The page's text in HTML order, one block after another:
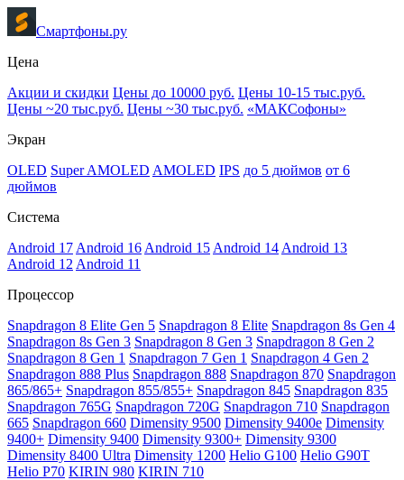
Смартфоны.ру
Цена
Акции и скидки Цены до 10000 руб. Цены 10-15 тыс.руб.
Цены ~20 тыс.руб. Цены ~30 тыс.руб. «МАКСофоны»
Экран
OLED Super AMOLED AMOLED IPS до 5 дюймов от 6
дюймов
Система
Android 17 Android 16 Android 15 Android 14 Android 13
Android 12 Android 11
Процессор
Snapdragon 8 Elite Gen 5 Snapdragon 8 Elite Snapdragon 8s Gen 4
Snapdragon 8s Gen 3 Snapdragon 8 Gen 3 Snapdragon 8 Gen 2
Snapdragon 8 Gen 1 Snapdragon 7 Gen 1 Snapdragon 4 Gen 2
Snapdragon 888 Plus Snapdragon 888 Snapdragon 870 Snapdragon
865/865+ Snapdragon 855/855+ Snapdragon 845 Snapdragon 835
Snapdragon 765G Snapdragon 720G Snapdragon 710 Snapdragon
665 Snapdragon 660 Dimensity 9500 Dimensity 9400e Dimensity
9400+ Dimensity 9400 Dimensity 9300+ Dimensity 9300
Dimensity 8400 Ultra Dimensity 1200 Helio G100 Helio G90T
Helio P70 KIRIN 980 KIRIN 710